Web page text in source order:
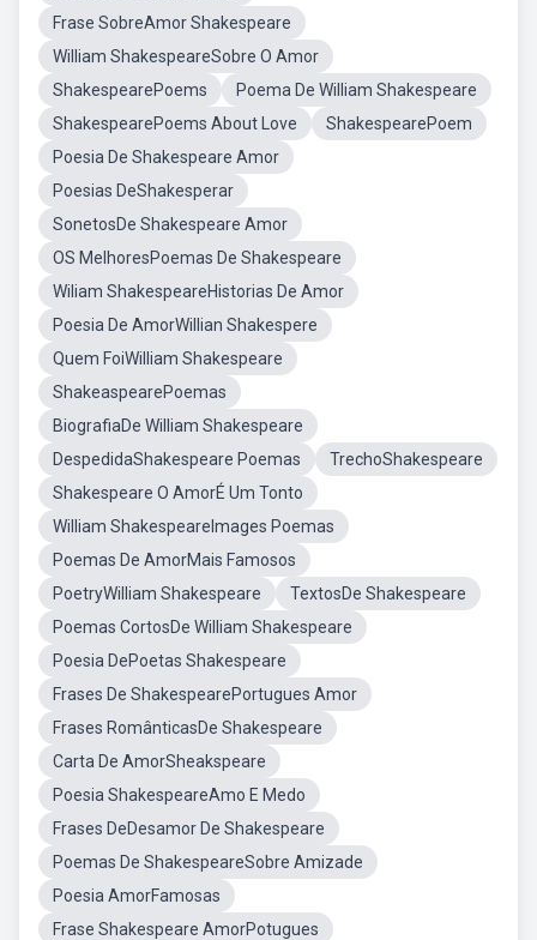
Frase SobreAmor Shakespeare
William ShakespeareSobre O Amor
ShakespearePoems
Poema De William Shakespeare
ShakespearePoems About Love
ShakespearePoem
Poesia De Shakespeare Amor
Poesias DeShakesperar
SonetosDe Shakespeare Amor
OS MelhoresPoemas De Shakespeare
Wiliam ShakespeareHistorias De Amor
Poesia De AmorWillian Shakespere
Quem FoiWilliam Shakespeare
ShakeaspearePoemas
BiografiaDe William Shakespeare
DespedidaShakespeare Poemas
TrechoShakespeare
Shakespeare O AmorÉ Um Tonto
William ShakespeareImages Poemas
Poemas De AmorMais Famosos
PoetryWilliam Shakespeare
TextosDe Shakespeare
Poemas CortosDe William Shakespeare
Poesia DePoetas Shakespeare
Frases De ShakespearePortugues Amor
Frases RomânticasDe Shakespeare
Carta De AmorSheakspeare
Poesia ShakespeareAmo E Medo
Frases DeDesamor De Shakespeare
Poemas De ShakespeareSobre Amizade
Poesia AmorFamosas
Frase Shakespeare AmorPotugues